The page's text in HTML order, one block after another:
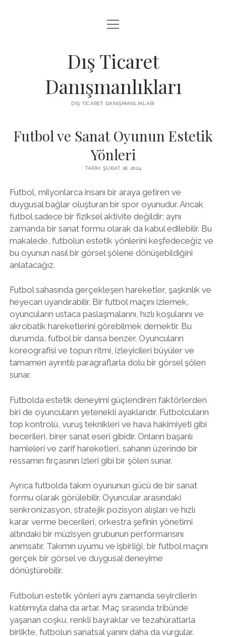
IGTV IZLENME ARTTIRMA HILESI BEDAVA
SAYFA LISTESI
THREADS TAKIPÇI ÇOĞALTMA
menüyü
aç
Dış Ticaret
Danışmanlıkları
DIŞ TICARET DANIŞMANLIKLARI
Futbol ve Sanat Oyunun Estetik
Yönleri
TARIH: ŞUBAT 18, 2024
Futbol, milyonlarca insanı bir araya getiren ve
duygusal bağlar oluşturan bir spor oyunudur. Ancak
futbol sadece bir fiziksel aktivite değildir; aynı
zamanda bir sanat formu olarak da kabul edilebilir. Bu
makalede, futbolun estetik yönlerini keşfedeceğiz ve
bu oyunun nasıl bir görsel şölene dönüşebildiğini
anlatacağız.
Futbol sahasında gerçekleşen hareketler, şaşkınlık ve
heyecan uyandırabilir. Bir futbol maçını izlemek,
oyuncuların ustaca paslaşmalarını, hızlı koşularını ve
akrobatik hareketlerini görebilmek demektir. Bu
durumda, futbol bir dansa benzer. Oyuncuların
koreografisi ve topun ritmi, izleyicileri büyüler ve
tamamen ayrıntılı paragraflarla dolu bir görsel şölen
sunar.
Futbolda estetik deneyimi güçlendiren faktörlerden
biri de oyuncuların yetenekli ayaklarıdır. Futbolcuların
top kontrolü, vuruş teknikleri ve hava hakimiyeti gibi
becerileri, birer sanat eseri gibidir. Onların başarılı
hamleleri ve zarif hareketleri, sahanın üzerinde bir
ressamın fırçasının izleri gibi bir şölen sunar.
Ayrıca futbolda takım oyununun gücü de bir sanat
formu olarak görülebilir. Oyuncular arasındaki
senkronizasyon, stratejik pozisyon alışları ve hızlı
karar verme becerileri, orkestra şefinin yönetimi
altındaki bir müzisyen grubunun performansını
anımsatır. Takımın uyumu ve işbirliği, bir futbol maçını
gerçek bir görsel ve duygusal deneyime
dönüştürebilir.
Futbolun estetik yönleri aynı zamanda seyircilerin
katılımıyla daha da artar. Maç sırasında tribünde
yaşanan coşku, renkli bayraklar ve tezahüratlarla
birlikte, futbolun sanatsal yanını daha da vurgular.